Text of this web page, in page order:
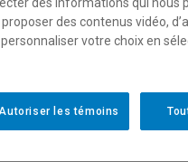
des contenus vidéo,
votre choix en
Autoriser les témoins